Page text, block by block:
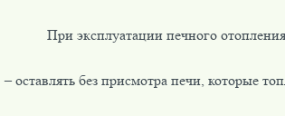
При эксплуатации печного
– оставлять без присмотра печи, которые